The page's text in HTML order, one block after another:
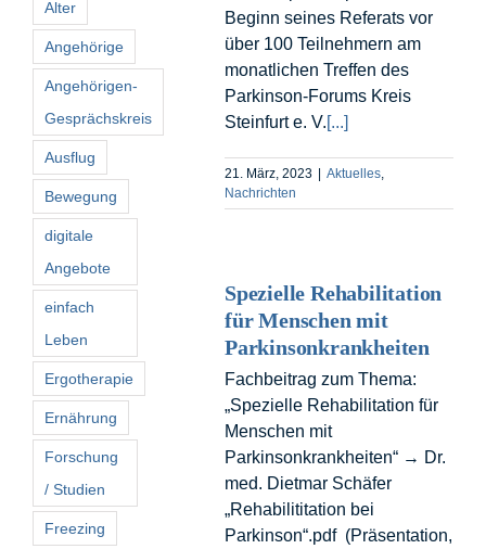
nach:
Beginn seines Referats vor
über 100 Teilnehmern am
monatlichen Treffen des
Parkinson-Forums Kreis
Steinfurt e. V.[...]
21. März, 2023 | Aktuelles
Nachrichten
Spezielle Rehabilitation
für Menschen mit
Parkinsonkrankheiten
Fachbeitrag zum Thema:
„Spezielle Rehabilitation für
Menschen mit
Parkinsonkrankheiten“ → Dr.
med. Dietmar Schäfer
„Rehabilititation bei
Parkinson“.pdf (Präsentation,
Alter
Angehörige
Angehörigen-
Gesprächskreis
Ausflug
Bewegung
digitale
Angebote
einfach
Leben
Ergotherapie
Ernährung
Forschung
/ Studien
Freezing